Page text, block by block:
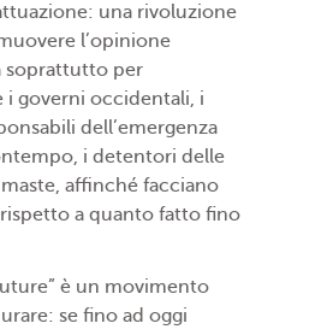
una rivoluzione
l’opinione
soprattutto per
i governi occidentali, i
dell’emergenza
i detentori delle
affinché facciano
a quanto fatto fino
è un movimento
se fino ad oggi